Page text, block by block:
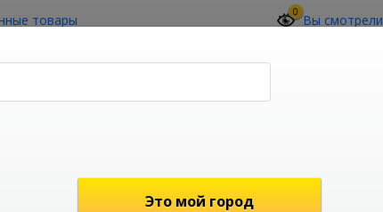
товары 0 Вы смотрели
shop@mireks.ru
Это мой город